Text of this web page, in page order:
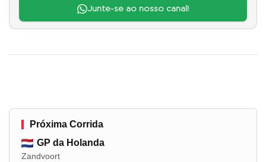
Junte-se ao nosso canal!
Próxima Corrida
GP da Holanda
Zandvoort